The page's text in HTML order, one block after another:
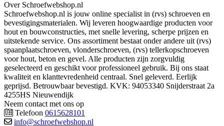
Over Schroefwebshop.nl
Schroefwebshop.nl is jouw online specialist in (rvs) schroeven en
bevestigingsmaterialen. Wij leveren hoogwaardige producten voor
hout en bouwconstructies, met snelle levering, scherpe prijzen en
uitstekende service. Ons assortiment bestaat onder andere uit (rvs)
spaanplaatschroeven, vlonderschroeven, (rvs) tellerkopschroeven
voor hout, beton en gevel. Alle producten zijn zorgvuldig
geselecteerd en geschikt voor professioneel gebruik. Bij ons staat
kwaliteit en klanttevredenheid centraal. Snel geleverd. Eerlijk
geprijsd. Betrouwbaar bevestigd. KVK: 94053340 Snijderstraat 2a
4255HS Nieuwendijk
Neem contact met ons op
Telefoon 0615628101
info@schroefwebshop.nl